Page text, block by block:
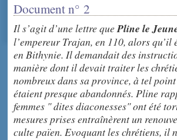
Document n° 2
Il s’agit d’une lettre quePline le
l’empereur Trajan, en 110, alors
en Bithynie. Il demandait des
manière dont il devait traiter les
nombreux dans sa province, à tel
étaient presque abandonnés. Pline
femmes " dites diaconesses" ont été
mesures prises entraînèrent un
culte païen. Evoquant les chrétiens, il